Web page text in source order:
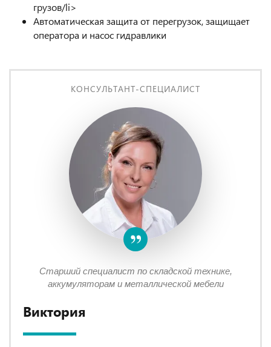
грузов/li>
Автоматическая защита от перегрузок, защищает
оператора и насос гидравлики
КОНСУЛЬТАНТ-СПЕЦИАЛИСТ
Старший специалист по складской технике,
аккумуляторам и металлической мебели
Виктория